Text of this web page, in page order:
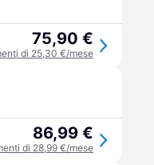
75,90 €
di 25,30 €/mese
86,99 €
di 28,99 €/mese